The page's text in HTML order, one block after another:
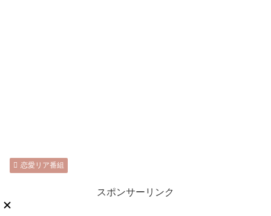
恋愛リア番組
スポンサーリンク